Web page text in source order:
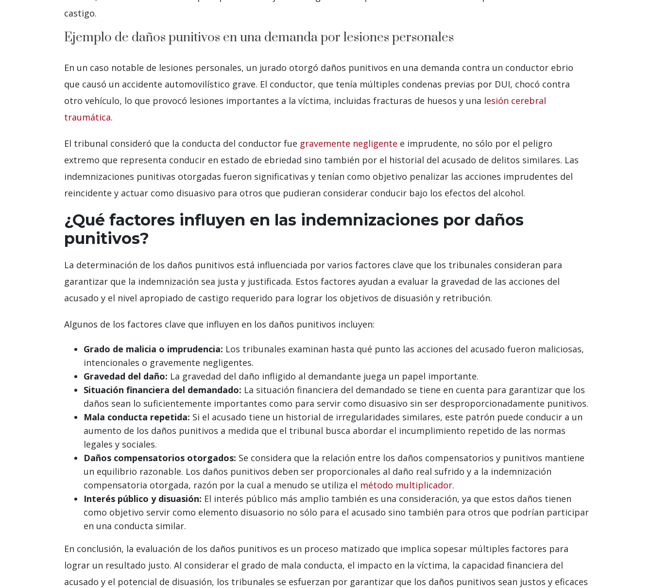
castigo.
Ejemplo de daños punitivos en una demanda por lesiones personales
En un caso notable de lesiones personales, un jurado otorgó daños punitivos en una demanda contra un conductor ebrio
que causó un accidente automovilístico grave. El conductor, que tenía múltiples condenas previas por DUI, chocó contra
otro vehículo, lo que provocó lesiones importantes a la víctima, incluidas fracturas de huesos y una lesión cerebral
traumática.
El tribunal consideró que la conducta del conductor fue gravemente negligente e imprudente, no sólo por el peligro
extremo que representa conducir en estado de ebriedad sino también por el historial del acusado de delitos similares. Las
indemnizaciones punitivas otorgadas fueron significativas y tenían como objetivo penalizar las acciones imprudentes del
reincidente y actuar como disuasivo para otros que pudieran considerar conducir bajo los efectos del alcohol.
¿Qué factores influyen en las indemnizaciones por daños
punitivos?
La determinación de los daños punitivos está influenciada por varios factores clave que los tribunales consideran para
garantizar que la indemnización sea justa y justificada. Estos factores ayudan a evaluar la gravedad de las acciones del
acusado y el nivel apropiado de castigo requerido para lograr los objetivos de disuasión y retribución.
Algunos de los factores clave que influyen en los daños punitivos incluyen:
Grado de malicia o imprudencia: Los tribunales examinan hasta qué punto las acciones del acusado fueron maliciosas,
intencionales o gravemente negligentes.
Gravedad del daño: La gravedad del daño infligido al demandante juega un papel importante.
Situación financiera del demandado: La situación financiera del demandado se tiene en cuenta para garantizar que los
daños sean lo suficientemente importantes como para servir como disuasivo sin ser desproporcionadamente punitivos.
Mala conducta repetida: Si el acusado tiene un historial de irregularidades similares, este patrón puede conducir a un
aumento de los daños punitivos a medida que el tribunal busca abordar el incumplimiento repetido de las normas
legales y sociales.
Daños compensatorios otorgados: Se considera que la relación entre los daños compensatorios y punitivos mantiene
un equilibrio razonable. Los daños punitivos deben ser proporcionales al daño real sufrido y a la indemnización
compensatoria otorgada, razón por la cual a menudo se utiliza el método multiplicador.
Interés público y disuasión: El interés público más amplio también es una consideración, ya que estos daños tienen
como objetivo servir como elemento disuasorio no sólo para el acusado sino también para otros que podrían participar
en una conducta similar.
En conclusión, la evaluación de los daños punitivos es un proceso matizado que implica sopesar múltiples factores para
lograr un resultado justo. Al considerar el grado de mala conducta, el impacto en la víctima, la capacidad financiera del
acusado y el potencial de disuasión, los tribunales se esfuerzan por garantizar que los daños punitivos sean justos y eficaces